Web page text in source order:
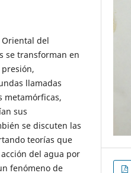
del
se transforman en
llamadas
metamórficas,
sus
se discuten las
teorías que
del agua por
fenómeno de